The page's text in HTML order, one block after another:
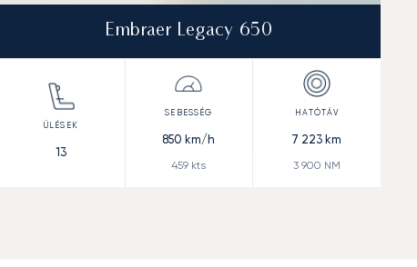
Embraer Legacy 650
13
850 km/h
459 kts
7 223 km
3 900 NM